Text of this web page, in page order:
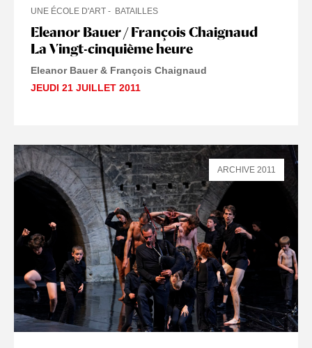
Eleanor Bauer / François Chaignaud
La Vingt-cinquième heure
UNE ÉCOLE D'ART BATAILLES
Eleanor Bauer & François Chaignaud
JEUDI 21 JUILLET 2011
ARCHIVE 2011